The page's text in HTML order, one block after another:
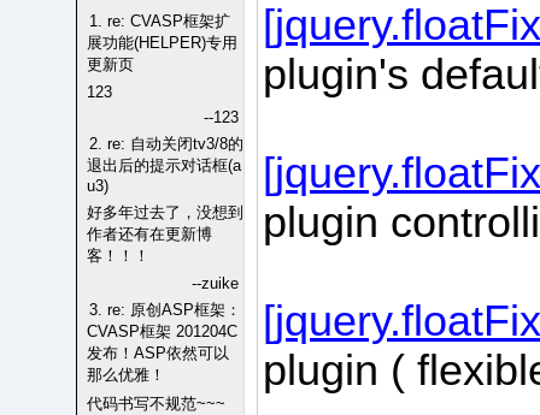
1. re: CVASP框架扩
展功能(HELPER)专用
更新页
123
--123
2. re: 自动关闭tv3/8的
退出后的提示对话框(a
u3)
好多年过去了，没想到
作者还有在更新博
客！！！
--zuike
3. re: 原创ASP框架：
CVASP框架 201204C
发布！ASP依然可以
那么优雅！
代码书写不规范~~~
plugin's
plugin
plugin (